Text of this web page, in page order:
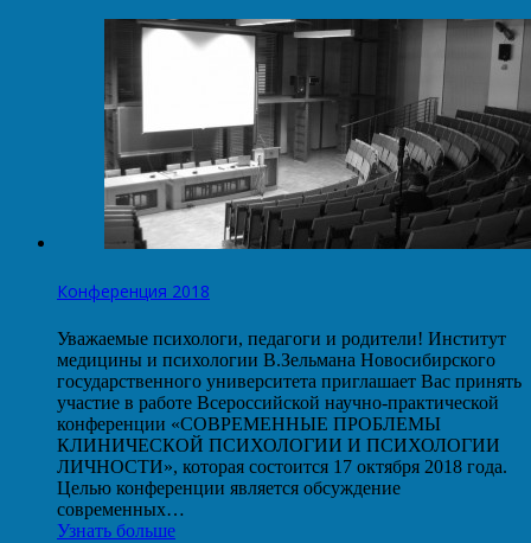
Конференция 2018
Уважаемые психологи, педагоги и родители! Институт
медицины и психологии В.Зельмана Новосибирского
государственного университета приглашает Вас принять
участие в работе Всероссийской научно-практической
конференции «СОВРЕМЕННЫЕ ПРОБЛЕМЫ
КЛИНИЧЕСКОЙ ПСИХОЛОГИИ И ПСИХОЛОГИИ
ЛИЧНОСТИ», которая состоится 17 октября 2018 года.
Целью конференции является обсуждение
современных…
Узнать больше